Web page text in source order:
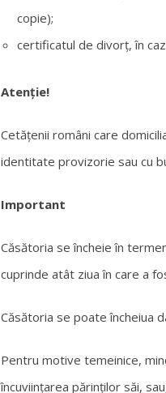
copie);
certificatul de divorț, în
Atenție!
Cetățenii români care
identitate provizorie sau cu
Important
Căsătoria se încheie în
cuprinde atât ziua în care a
Căsătoria se poate încheiua
Pentru motive temeinice,
încuviințarea părinților săi,